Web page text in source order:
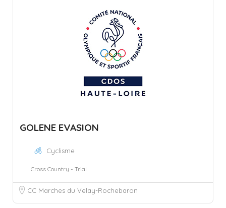
GOLENE EVASION
Cyclisme
Cross Country - Trial
CC Marches du Velay-Rochebaron